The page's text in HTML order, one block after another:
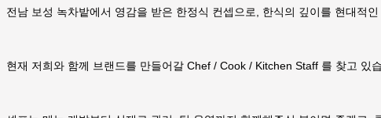
전남 보성 녹차밭에서 영감을 받은 한정식 컨셉으로, 한식의 깊이를 현대적
현재 저희와 함께 브랜드를 만들어갈 Chef / Cook / Kitchen Staff 를 찾고 있